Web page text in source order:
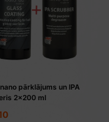
pārklājums un IPA
2×200 ml